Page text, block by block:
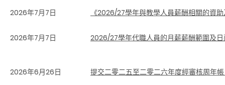
2026年7月7日
《2026/27學年與教學人員薪酬相關的資
2026年7月7日 2026/27學年代職人員的月薪薪酬範圍及
2026年6月26日 提交二零二五至二零二六年度經審核周年